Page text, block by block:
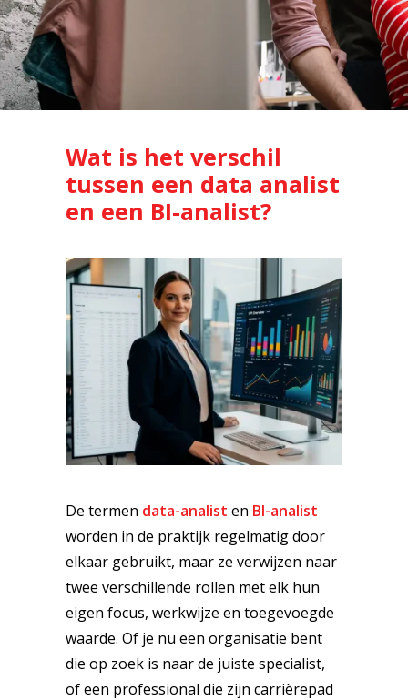
NEDERLANDS
Wat is het verschil
tussen een data analist
en een BI-analist?
De termen data-analist en BI-analist
worden in de praktijk regelmatig door
elkaar gebruikt, maar ze verwijzen naar
twee verschillende rollen met elk hun
eigen focus, werkwijze en toegevoegde
waarde. Of je nu een organisatie bent
die op zoek is naar de juiste specialist,
of een professional die zijn carrièrepad